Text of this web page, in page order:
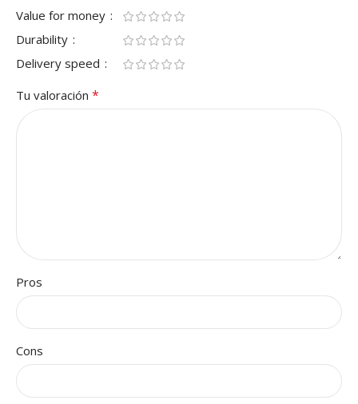
Value for money
Durability
Delivery speed
Tu valoración *
Pros
Cons